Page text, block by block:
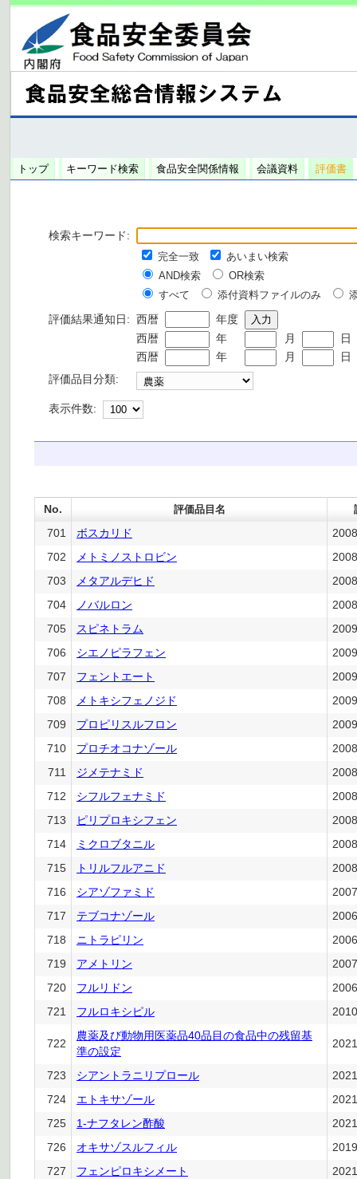
トップ キーワード検索 食品安全関係情報 会議資料 評価書
検索キーワード:
完全一致
あいまい検索
AND検索
OR検索
すべて
添付資料ファイルのみ
評価結果通知日: 西暦
年度
西暦
年 月
日
西暦
年 月
日
評価品目分類:
表示件数:
No. 評価品目名
701
ボスカリド
702
メトミノストロビン
703
メタアルデヒド
704
ノバルロン
705
スピネトラム
706
シエノピラフェン
707
フェントエート
708
メトキシフェノジド
709
プロピリスルフロン
710
プロチオコナゾール
711
ジメテナミド
712
シフルフェナミド
713
ピリプロキシフェン
714
ミクロブタニル
715
トリルフルアニド
716
シアゾファミド
717
テブコナゾール
718
ニトラピリン
719
アメトリン
720
フルリドン
721
フルロキシピル
722
農薬及び動物用医薬品40品目の食品中の残留基
準の設定
723 シアントラニリプロール
724
エトキサゾール
725
1-ナフタレン酢酸
726
オキサゾスルフィル
727
フェンピロキシメート